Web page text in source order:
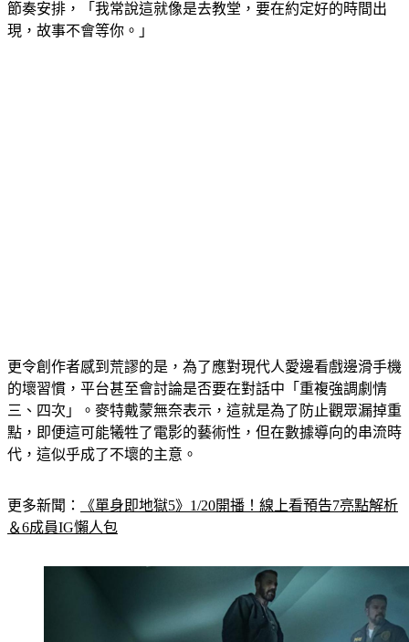
節奏安排，「我常說這就像是去教堂，要在約定好的時間出
現，故事不會等你。」
更令創作者感到荒謬的是，為了應對現代人愛邊看戲邊滑手機
的壞習慣，平台甚至會討論是否要在對話中「重複強調劇情
三、四次」。麥特戴蒙無奈表示，這就是為了防止觀眾漏掉重
點，即便這可能犧牲了電影的藝術性，但在數據導向的串流時
代，這似乎成了不壞的主意。
更多新聞：
《單身即地獄5》1/20開播！線上看預告7亮點解析
＆6成員IG懶人包